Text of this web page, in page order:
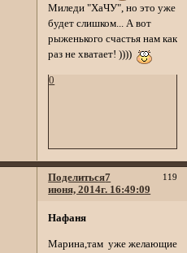
Миледи "ХаЧУ", но это уже
будет слишком... А вот
рыженького счастья нам как
раз не хватает! ))))
0
Поделиться 119
7
июня, 2014г. 16:49:09
Нафаня
Марина,там уже желающие